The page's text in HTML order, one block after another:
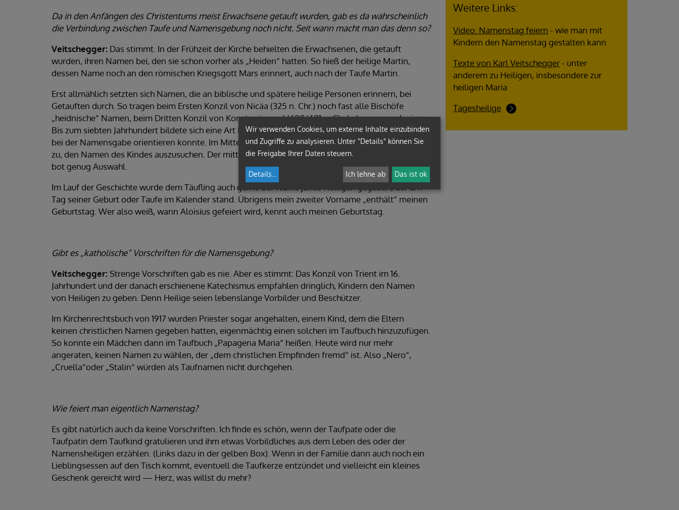
Da in den Anfängen des Christentums meist Erwachsene getauft wurden, gab es da wahrscheinlich
die Verbindung zwischen Taufe und Namensgebung noch nicht. Seit wann macht man das denn so?
Veitschegger: Das stimmt. In der Frühzeit der Kirche behielten die Erwachsenen, die getauft
wurden, ihren Namen bei, den sie schon vorher als „Heiden“ hatten. So hieß der heilige Martin,
dessen Name noch an den römischen Kriegsgott Mars erinnert, auch nach der Taufe Martin.
Erst allmählich setzten sich Namen, die an biblische und spätere heilige Personen erinnern, bei
Getauften durch. So tragen beim Ersten Konzil von Nicäa (325 n. Chr.) noch fast alle Bischöfe
„heidnische“ Namen, beim Dritten Konzil von Konstantinopel (680/681 n. Chr.) aber nur noch einer.
Bis zum siebten Jahrhundert bildete sich eine Art Liste „christlicher“ Namen heraus, an der man sich
bei der Namensgabe orientieren konnte. Im Mittelalter kam vorrangig den Taufpaten die Aufgabe
zu, den Namen des Kindes auszusuchen. Der mittlerweile stark angewachsene Heiligenkalender
bot genug Auswahl.
Im Lauf der Geschichte wurde dem Täufling auch gerne der Name jenes Heiligen gegeben, der am
Tag seiner Geburt oder Taufe im Kalender stand. Übrigens mein zweiter Vorname „enthält“ meinen
Geburtstag. Wer also weiß, wann Aloisius gefeiert wird, kennt auch meinen Geburtstag.
Gibt es „katholische“ Vorschriften für die Namensgebung?
Veitschegger: Strenge Vorschriften gab es nie. Aber es stimmt: Das Konzil von Trient im 16.
Jahrhundert und der danach erschienene Katechismus empfahlen dringlich, Kindern den Namen
von Heiligen zu geben. Denn Heilige seien lebenslange Vorbilder und Beschützer.
Im Kirchenrechtsbuch von 1917 wurden Priester sogar angehalten, einem Kind, dem die Eltern
keinen christlichen Namen gegeben hatten, eigenmächtig einen solchen im Taufbuch hinzuzufügen.
So konnte ein Mädchen dann im Taufbuch „Papagena Maria“ heißen. Heute wird nur mehr
angeraten, keinen Namen zu wählen, der „dem christlichen Empfinden fremd“ ist. Also „Nero“,
„Cruella“oder „Stalin“ würden als Taufnamen nicht durchgehen.
Wie feiert man eigentlich Namenstag?
Es gibt natürlich auch da keine Vorschriften. Ich finde es schön, wenn der Taufpate oder die
Taufpatin dem Taufkind gratulieren und ihm etwas Vorbildliches aus dem Leben des oder der
Namensheiligen erzählen. (Links dazu in der gelben Box). Wenn in der Familie dann auch noch ein
Lieblingsessen auf den Tisch kommt, eventuell die Taufkerze entzündet und vielleicht ein kleines
Geschenk gereicht wird — Herz, was willst du mehr?
Weitere Links:
Video: Namenstag feiern - wie man mit
Kindern den Namenstag gestalten kann
Texte von Karl Veitschegger- unter
anderem zu Heiligen, insbesondere zur
heiligen Maria
Tagesheilige
Wir verwenden Cookies, um externe Inhalte einzubinden
und Zugriffe zu analysieren. Unter "Details" können Sie
die Freigabe Ihrer Daten steuern.
Details Ich lehne ab Das ist ok